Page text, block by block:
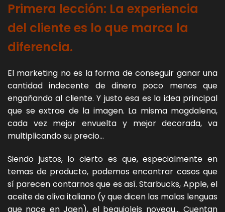
Primera lección: La experiencia
del cliente es lo que marca la
diferencia.
El marketing no es la forma de conseguir ganar una
cantidad indecente de dinero poco menos que
engañando al cliente. Y justo esa es la idea principal
que se extrae de la imagen. La misma magdalena,
cada vez mejor envuelta y mejor decorada, va
multiplicando su precio…
Siendo justos, lo cierto es que, especialmente en
temas de producto, podemos encontrar casos que
sí parecen contarnos que es así. Starbucks, Apple, el
aceite de oliva italiano (y que dicen las malas lenguas
que nace en Jaen), el beaujoleis noveau… Cuentan